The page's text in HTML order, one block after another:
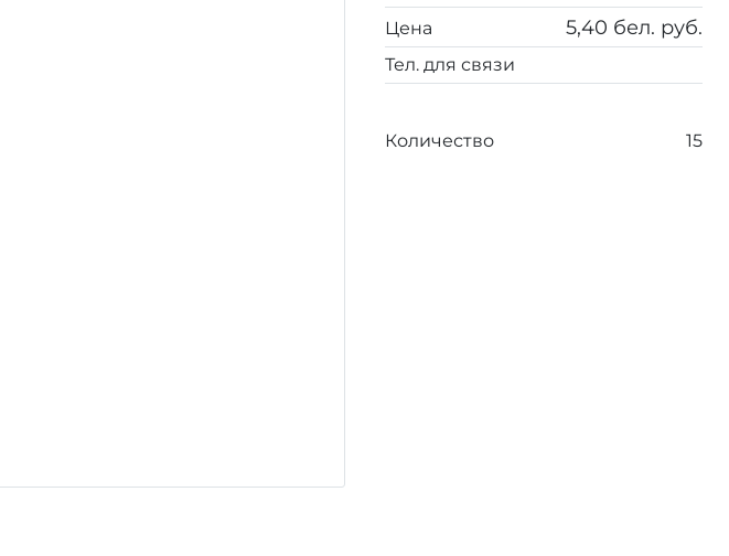
Цена
5,40 бел. руб.
Тел. для связи
Количество 15